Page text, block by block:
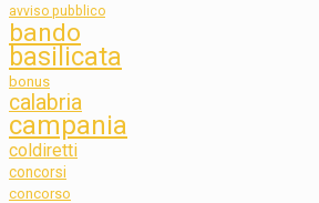
avviso pubblico
bando
basilicata
bonus
calabria
campania
coldiretti
concorsi
concorso